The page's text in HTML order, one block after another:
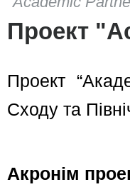
Проект
Проект
Сходу та
Акронім